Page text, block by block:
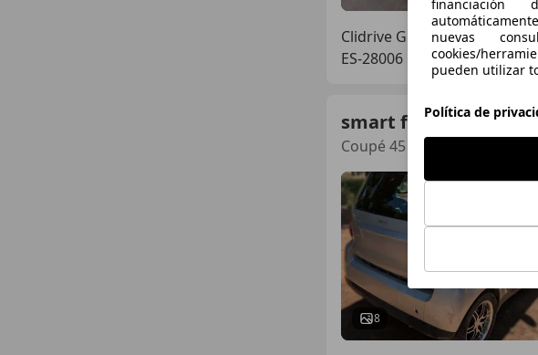
Clidrive Group
ES-28006 MADRID
smart forTwo
Coupé 45 mhd Pure Aut.
8
nuevas
cookies/
pueden utilizar
Política de